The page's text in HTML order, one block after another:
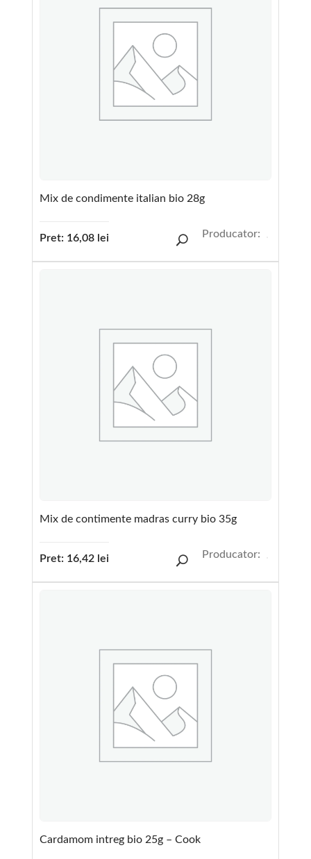
Mix de condimente italian bio 28g
Pret: 16,08 lei Producator:
Mix de contimente madras curry bio 35g
Pret: 16,42 lei Producator:
Cardamom intreg bio 25g – Cook